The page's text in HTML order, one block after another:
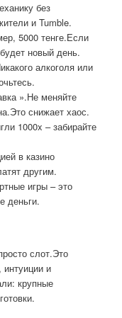
без
и Tumble.
5000 тенге.Если
новый день.
алкоголя или
».Не меняйте
снижает хаос.
1000x – забирайте
в казино
другим.
игры – это
деньги.
слот.Это
и
крупные